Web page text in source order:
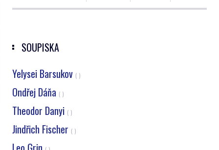
SOUPISKA
Yelysei Barsukov ( )
Ondřej Dáňa ( )
Theodor Danyi ( )
Jindřich Fischer ( )